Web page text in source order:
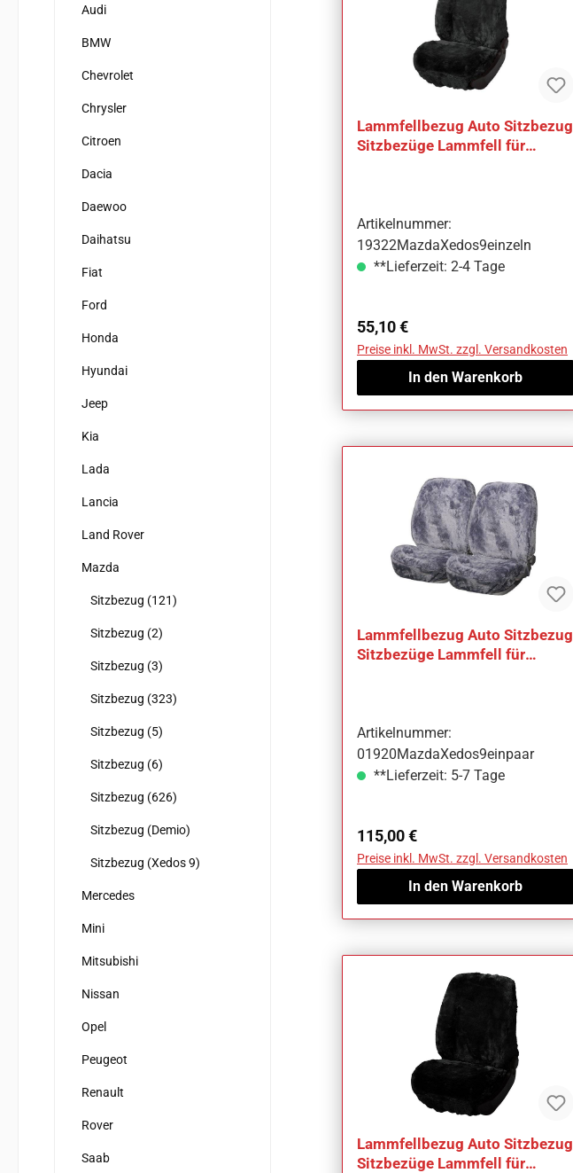
Audi
BMW
Chevrolet
Chrysler
Citroen
Dacia
Daewoo
Daihatsu
Fiat
Ford
Honda
Hyundai
Jeep
Kia
Lada
Lancia
Land Rover
Mazda
Sitzbezug (121)
Sitzbezug (2)
Sitzbezug (3)
Sitzbezug (323)
Sitzbezug (5)
Sitzbezug (6)
Sitzbezug (626)
Sitzbezug (Demio)
Sitzbezug (Xedos 9)
Mercedes
Mini
Mitsubishi
Nissan
Opel
Peugeot
Renault
Rover
Saab
Lammfellbezug Auto Sitzbezug
Sitzbezüge Lammfell für
Artikelnummer:
19322MazdaXedos9einzeln
**Lieferzeit: 2-4 Tage
Regulärer Preis:
55,10 €
Preise inkl. MwSt. zzgl. Versandkosten
In den Warenkorb
Lammfellbezug Auto Sitzbezug
Sitzbezüge Lammfell für
Artikelnummer:
01920MazdaXedos9einpaar
**Lieferzeit: 5-7 Tage
Regulärer Preis:
115,00 €
Preise inkl. MwSt. zzgl. Versandkosten
In den Warenkorb
Lammfellbezug Auto Sitzbezug
Sitzbezüge Lammfell für